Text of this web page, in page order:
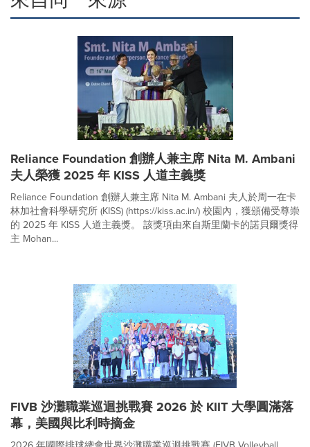
Reliance Foundation 創辦人兼主席 Nita M. Ambani
夫人榮獲 2025 年 KISS 人道主義獎
Reliance Foundation 創辦人兼主席 Nita M. Ambani 夫人於周一在卡
林加社會科學研究所 (KISS) (https://kiss.ac.in/) 校園內，獲頒備受尊崇
的 2025 年 KISS 人道主義獎。 該獎項由來自斯里蘭卡的諾貝爾獎得
主 Mohan...
FIVB 沙灘職業巡迴挑戰賽 2026 於 KIIT 大學圓滿落
幕，美國與比利時摘金